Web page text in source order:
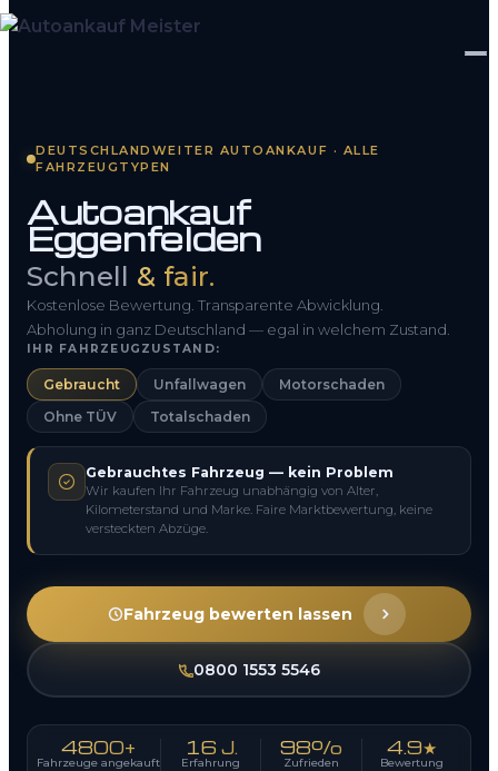
So funktioniert’s
Kontakt
FAQ
0800 1553 5546
DEUTSCHLANDWEITER AUTOANKAUF · ALLE
FAHRZEUGTYPEN
Autoankauf
Eggenfelden
Schnell & fair.
Kostenlose Bewertung. Transparente Abwicklung.
Abholung in ganz Deutschland — egal in welchem Zustand.
IHR FAHRZEUGZUSTAND:
Gebraucht Unfallwagen
Motorschaden
Ohne TÜV
Totalschaden
Gebrauchtes Fahrzeug — kein Problem
Wir kaufen Ihr Fahrzeug unabhängig von Alter,
Kilometerstand und Marke. Faire Marktbewertung, keine
versteckten Abzüge.
Fahrzeug bewerten lassen
0800 1553 5546
4800+
Fahrzeuge angekauft
16 J.
Erfahrung
98%
Zufrieden
4.9★
Bewertung